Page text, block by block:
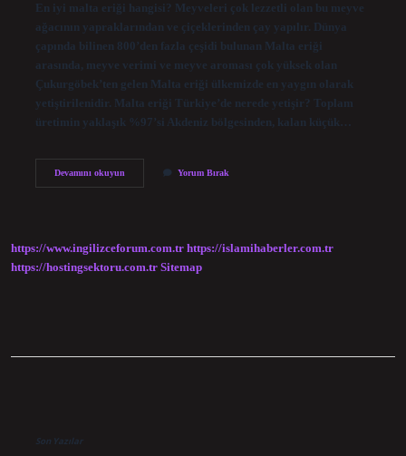
En iyi malta eriği hangisi? Meyveleri çok lezzetli olan bu meyve
ağacının yapraklarından ve çiçeklerinden çay yapılır. Dünya
çapında bilinen 800’den fazla çeşidi bulunan Malta eriği
arasında, meyve verimi ve meyve aroması çok yüksek olan
Çukurgöbek’ten gelen Malta eriği ülkemizde en yaygın olarak
yetiştirilenidir. Malta eriği Türkiye’de nerede yetişir? Toplam
üretimin yaklaşık %97’si Akdeniz bölgesinden, kalan küçük…
Devamını okuyunMalta
Yorum Bırak
https://www.ingilizceforum.com.tr https://islamihaberler.com.tr
https://hostingsektoru.com.tr Sitemap
Son Yazılar